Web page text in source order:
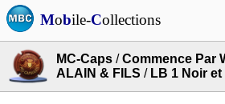
Mobile-Collections
MC-Caps /Commence Par
ALAIN & FILS / LB 1 Noir